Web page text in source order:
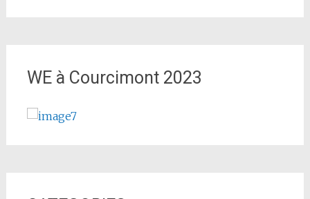
WE à Courcimont 2023